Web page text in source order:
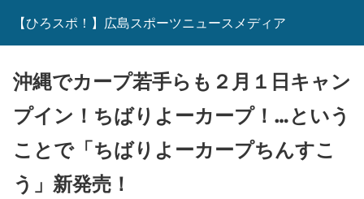
【ひろスポ！】広島スポーツニュースメディア
沖縄でカープ若手らも２月１日キャン
プイン！ちばりよーカープ！…という
ことで「ちばりよーカープちんすこ
う」新発売！